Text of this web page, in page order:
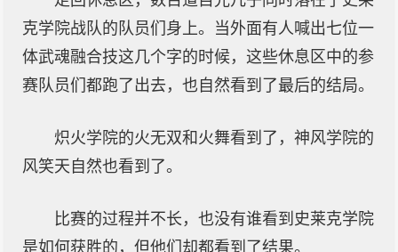
克学院战队的队员们身上。当外面有人喊出七位一
体武魂融合技这几个字的时候，这些休息区中的参
赛队员们都跑了出去，也自然看到了最后的结局。
炽火学院的火无双和火舞看到了，神风学院的
风笑天自然也看到了。
比赛的过程并不长，也没有谁看到史莱克学院
是如何获胜的，但他们却都看到了结果。